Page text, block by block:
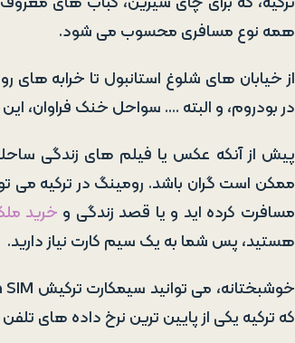
همه نوع مسافری محسوب می شود.
از خیابان های شلوغ استانبول تا خرابه های
در بودروم، و البته …. سواحل خنک فراوان،
پیش از آنکه عکس یا فیلم های زندگی
ممکن است گران باشد. رومینگ در ترکیه می
مسافرت کرده اید و یا قصد زندگی و خرید
هستید، پس شما به یک سیم کارت نیاز دارید.
که ترکیه یکی از پایین ترین نرخ داده های